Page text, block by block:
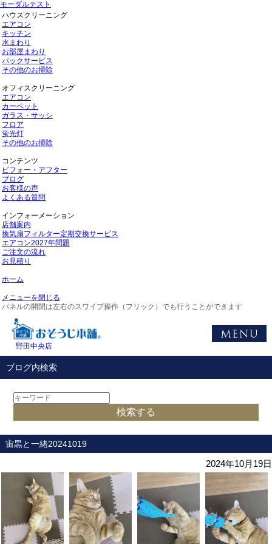
モーダルテスト
ハウスクリーニング
エアコン
キッチン
水まわり
お部屋まわり
パックサービス
その他のお掃除
オフィスクリーニング
エアコン
カーペット
ガラス・サッシ
フロア
蛍光灯
その他のお掃除
コンテンツ
ビフォー・アフター
ブログ
お客様の声
よくある質問
インフォーメーション
店舗案内
換気扇フィルター定期交換サービス
エアコン2027年問題
ご注文の流れ
お見積り
ホーム
メニューを閉じる
パネルの開閉は左右のスワイプ操作（フリック）でも行うことができます
野田中央店
ブログ内検索
宙黒と一緒20241019
2024年10月19日